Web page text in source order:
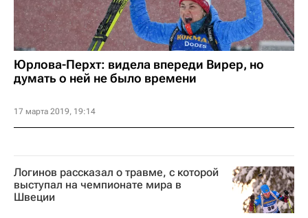
Юрлова-Перхт: видела впереди Вирер, но
думать о ней не было времени
17 марта 2019, 19:14
Логинов рассказал о травме, с которой
выступал на чемпионате мира в
Швеции